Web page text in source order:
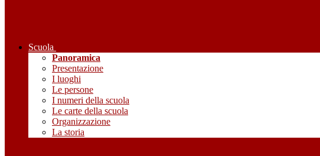
Scuola
Panoramica
Presentazione
I luoghi
Le persone
I numeri della scuola
Le carte della scuola
Organizzazione
La storia